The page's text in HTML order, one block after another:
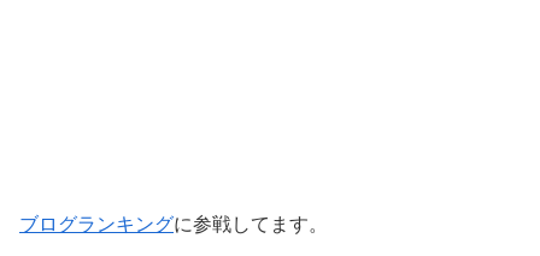
ブログランキングに参戦してます。